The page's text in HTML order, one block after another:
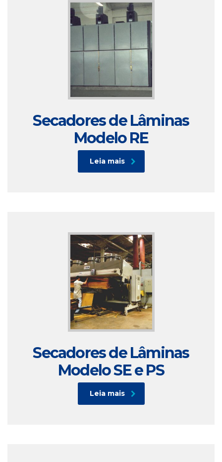
Secadores de Lâminas
Modelo RE
Leia mais
Secadores de Lâminas
Modelo SE e PS
Leia mais